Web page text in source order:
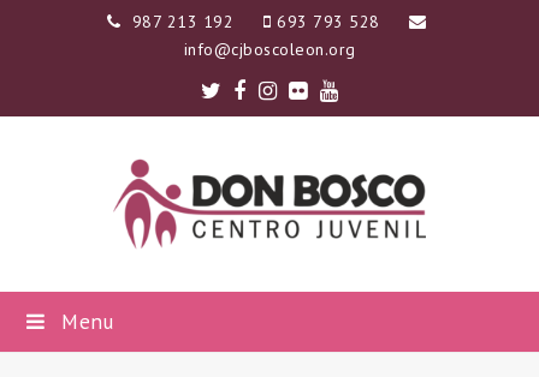
987 213 192
693 793 528
info@cjboscoleon.org
Twitter
Facebook
Instagram
FlickrYoutube
Menu